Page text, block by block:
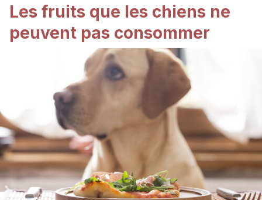
Les fruits que les chiens ne
peuvent pas consommer